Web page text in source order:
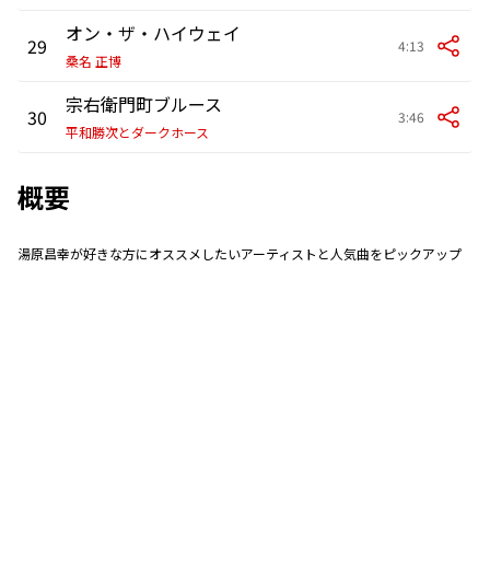
29 オン・ザ・ハイウェイ
桑名 正博
4:13
30 宗右衛門町ブルース
平和勝次とダークホース
3:46
概要
湯原昌幸が好きな方にオススメしたいアーティストと人気曲をピックアップ